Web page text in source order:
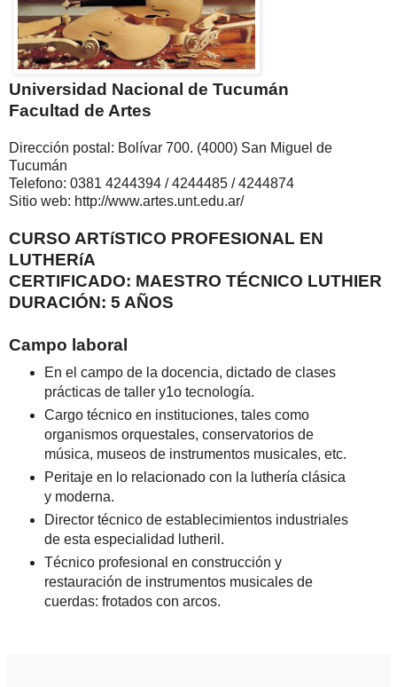
Universidad Nacional de Tucumán
Facultad de Artes
Dirección postal: Bolívar 700. (4000) San Miguel de
Tucumán
Telefono: 0381 4244394 / 4244485 / 4244874
Sitio web: http://www.artes.unt.edu.ar/
CURSO ARTíSTICO PROFESIONAL EN
LUTHERíA
CERTIFICADO: MAESTRO TÉCNICO LUTHIER
DURACIÓN: 5 AÑOS
Campo laboral
En el campo de la docencia, dictado de clases
prácticas de taller y1o tecnología.
Cargo técnico en instituciones, tales como
organismos orquestales, conservatorios de
música, museos de instrumentos musicales, etc.
Peritaje en lo relacionado con la luthería clásica
y moderna.
Director técnico de establecimientos industriales
de esta especialidad lutheril.
Técnico profesional en construcción y
restauración de instrumentos musicales de
cuerdas: frotados con arcos.